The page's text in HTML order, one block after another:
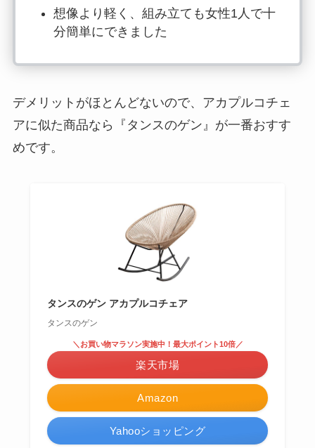
想像より軽く、組み立ても女性1人で十
分簡単にできました
デメリットがほとんどないので、アカプルコチェ
アに似た商品なら『タンスのゲン』が一番おすす
めです。
タンスのゲン アカプルコチェア
タンスのゲン
Amazon
＼お買い物マラソン実施中！最大ポイント10倍／
楽天市場
Yahooショッピング